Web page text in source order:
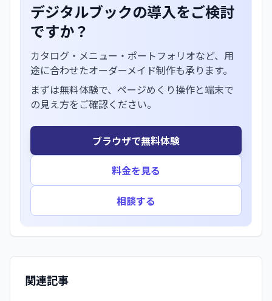
デジタルブックの導入をご検討
ですか？
カタログ・メニュー・ポートフォリオなど、用
途に合わせたオーダーメイド制作も承ります。
まずは無料体験で、ページめくり操作と端末で
の見え方をご確認ください。
ブラウザで無料体験
料金を見る
相談する
関連記事